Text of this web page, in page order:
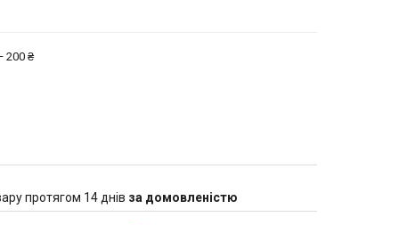
200 ₴
протягом 14 днів за домовленістю